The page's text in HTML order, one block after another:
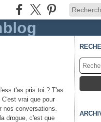
t'as pris toi ? T'as
vrai que pour
nos conversations.
drogue, c'est que